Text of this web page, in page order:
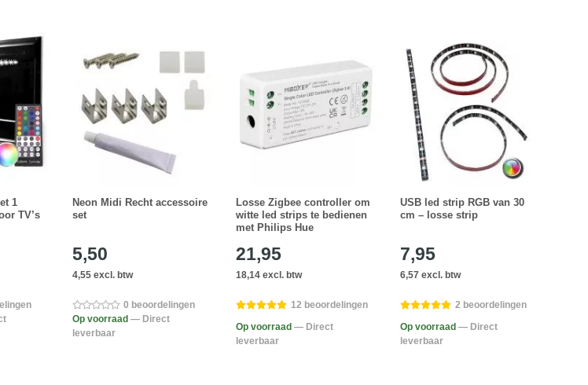
1
TV’s
Neon Midi Recht accessoire
set
5,50
4,55 excl. btw
0 beoordelingen
Op voorraad — Direct
leverbaar
Losse Zigbee controller om
witte led strips te bedienen
met Philips Hue
21,95
18,14 excl. btw
12 beoordelingen
Op voorraad — Direct
leverbaar
USB led strip RGB van 30
cm – losse strip
7,95
6,57 excl. btw
2 beoordelingen
Op voorraad — Direct
leverbaar